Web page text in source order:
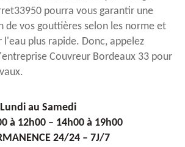
pourra vous garantir une
de vos gouttières selon les norme et
plus rapide. Donc, appelez
Couvreur Bordeaux 33 pour
au Samedi
à 12h00 – 14h00 à 19h00
24/24 – 7J/7